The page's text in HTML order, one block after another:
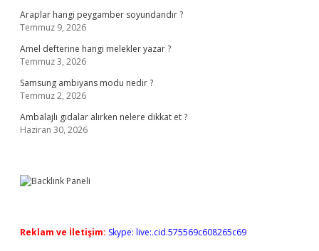
Araplar hangi peygamber soyundandır ?
Temmuz 9, 2026
Amel defterine hangi melekler yazar ?
Temmuz 3, 2026
Samsung ambiyans modu nedir ?
Temmuz 2, 2026
Ambalajlı gıdalar alırken nelere dikkat et ?
Haziran 30, 2026
Reklam ve İletişim: Skype: live:.cid.575569c608265c69